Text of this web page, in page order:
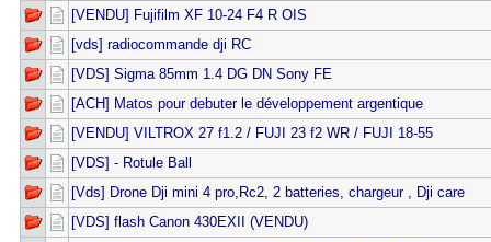
[VENDU] Fujifilm XF 10-24 F4 R OIS
[vds] radiocommande dji RC
[VDS] Sigma 85mm 1.4 DG DN Sony FE
[ACH] Matos pour debuter le développement argentique
[VENDU] VILTROX 27 f1.2 / FUJI 23 f2 WR / FUJI 18-55
[VDS] - Rotule Ball
[Vds] Drone Dji mini 4 pro,Rc2, 2 batteries, chargeur , Dji care
[VDS] flash Canon 430EXII (VENDU)